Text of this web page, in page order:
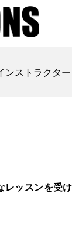
ンストラクター
ッスンを受